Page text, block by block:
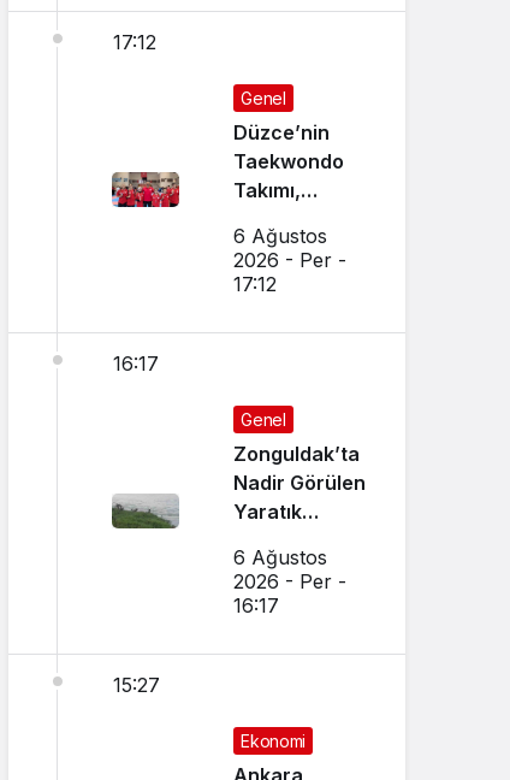
17:12
Genel
Düzce’nin
Taekwondo
Takımı,
Başarı
Sağladı
6 Ağustos
2026 - Per -
17:12
16:17
Genel
Zonguldak’ta
Nadir Görülen
Yaratık
6 Ağustos
2026 - Per -
16:17
15:27
Ekonomi
Ankara